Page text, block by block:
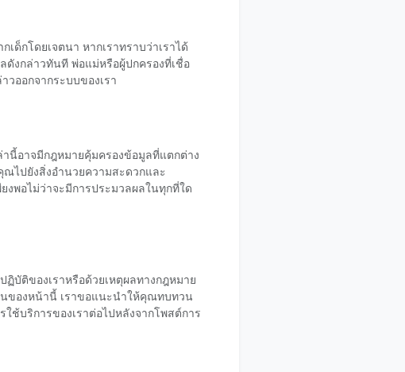
ด็กโดยเจตนา หากเราทราบว่าเราได้
ดังกล่าวทันที พ่อแม่หรือผู้ปกครองที่เชื่อ
ออกจากระบบของเรา
นี้อาจมีกฎหมายคุ้มครองข้อมูลที่แตกต่าง
ไปยังสิ่งอำนวยความสะดวกและ
งพอไม่ว่าจะมีการประมวลผลในทุกที่ใด
บัติของเราหรือด้วยเหตุผลทางกฎหมาย
นของหน้านี้ เราขอแนะนำให้คุณทบทวน
ช้บริการของเราต่อไปหลังจากโพสต์การ